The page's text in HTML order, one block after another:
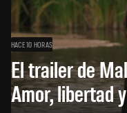
HACE 10 HORAS
El trailer de
Amor, libertad